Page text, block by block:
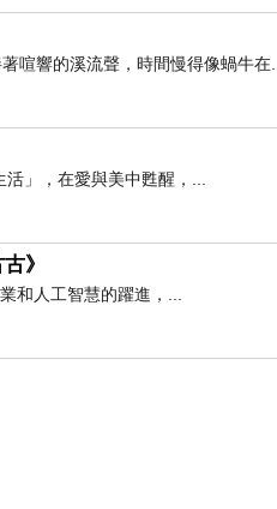
喧響的溪流聲，時間慢得像蝸牛在...
」，在愛與美中甦醒，...
》
和人工智慧的躍進，...